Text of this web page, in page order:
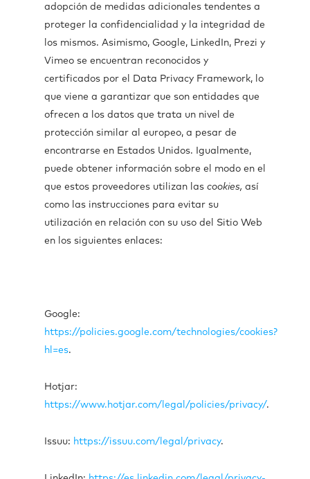
adopción de medidas adicionales tendentes a
proteger la confidencialidad y la integridad de
los mismos. Asimismo, Google, LinkedIn, Prezi y
Vimeo se encuentran reconocidos y
certificados por el Data Privacy Framework, lo
que viene a garantizar que son entidades que
ofrecen a los datos que trata un nivel de
protección similar al europeo, a pesar de
encontrarse en Estados Unidos. Igualmente,
puede obtener información sobre el modo en el
que estos proveedores utilizan las cookies, así
como las instrucciones para evitar su
utilización en relación con su uso del Sitio Web
en los siguientes enlaces:
Google:
https://policies.google.com/technologies/cookies?
hl=es.
Hotjar:
https://www.hotjar.com/legal/policies/privacy/.
Issuu: https://issuu.com/legal/privacy.